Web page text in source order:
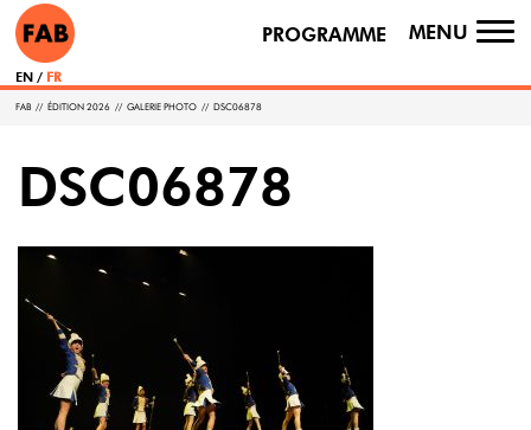
PROGRAMME MENU
EN FR
FAB // ÉDITION 2026 // GALERIE PHOTO // DSC06878
DSC06878